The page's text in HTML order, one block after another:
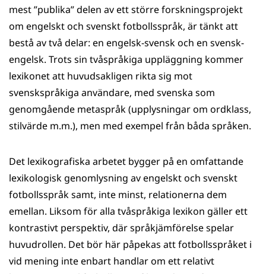
mest ”publika” delen av ett större forskningsprojekt
om engelskt och svenskt fotbollsspråk, är tänkt att
bestå av två delar: en engelsk-svensk och en svensk-
engelsk. Trots sin tvåspråkiga uppläggning kommer
lexikonet att huvudsakligen rikta sig mot
svenskspråkiga användare, med svenska som
genomgående metaspråk (upplysningar om ordklass,
stilvärde m.m.), men med exempel från båda språken.
Det lexikografiska arbetet bygger på en omfattande
lexikologisk genomlysning av engelskt och svenskt
fotbollsspråk samt, inte minst, relationerna dem
emellan. Liksom för alla tvåspråkiga lexikon gäller ett
kontrastivt perspektiv, där språkjämförelse spelar
huvudrollen. Det bör här påpekas att fotbollsspråket i
vid mening inte enbart handlar om ett relativt